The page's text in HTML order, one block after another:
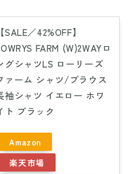
【SALE／42%OFF】
FARM (W)2WAYロ
グシャツLS ローリーズ
ァーム シャツ/ブラウス
袖シャツ イエロー ホワ
ト ブラック
Amazon
楽天市場